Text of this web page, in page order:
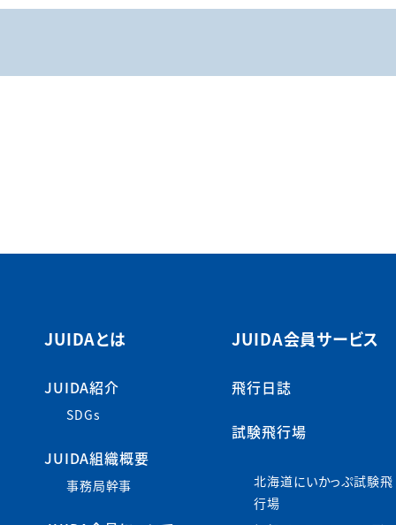
JUIDAとは
JUIDA紹介
SDGs
JUIDA組織概要
事務局幹事
JUIDA会員サービス
飛行日誌
試験飛行場
北海道にいかっぷ試験飛
行場